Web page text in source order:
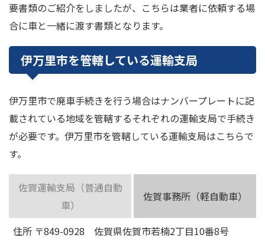
要書類のご紹介をしましたが、こちらは業者に依頼する場
合に車と一緒に渡す書類となります。
伊万里市を管轄している運輸支局
伊万里市で廃車手続きを行う場合はナンバープレートに記
載されている地域を管轄するそれぞれの運輸支局で手続き
が必要です。伊万里市を管轄している運輸支局はこちらで
す。
佐賀運輸支局（普通自動
車）
佐賀事務所（軽自動車）
住所 〒849-0928 佐賀県佐賀市若楠2丁目10番8号